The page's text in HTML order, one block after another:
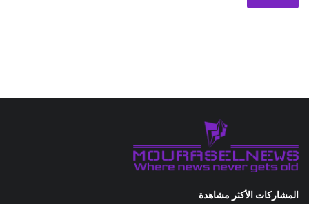
المشاركات الأكثر مشاهدة